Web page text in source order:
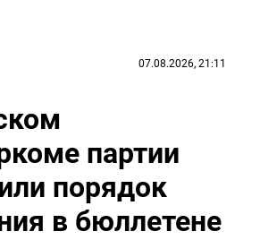
07.08.2026, 21:11
партии
порядок
в бюллетене